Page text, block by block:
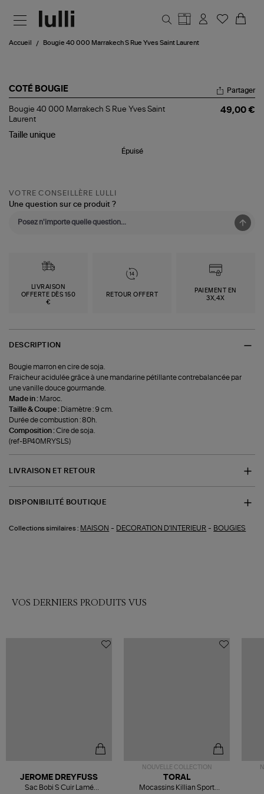
Accueil Bougie 40 000 Marrakech S Rue Yves Saint Laurent
COTÉ BOUGIE
Bougie
40
Marrakech
Partager
Bougie 40 000 Marrakech S Rue Yves Saint
Laurent
49,00 €
Taille unique
Épuisé
VOTRE CONSEILLÈRE LULLI
Une question sur ce produit ?
LIVRAISON
OFFERTE DÈS 150
€
RETOUR OFFERT
PAIEMENT EN
3X,4X
DESCRIPTION
Bougie marron en cire de soja.
Fraicheur acidulée grâce à une mandarine pétillante contrebalancée par
une vanille douce gourmande.
Made in : Maroc.
Taille & Coupe : Diamètre : 9 cm.
Durée de combustion : 80h.
Composition :Cire de soja.
(ref-BP40MRYSLS)
LIVRAISON ET RETOUR
DISPONIBILITÉ BOUTIQUE
Collections similaires : MAISON - DECORATION D'INTERIEUR - BOUGIES
VOS DERNIERS PRODUITS VUS
JEROME DREYFUSS
Sac Bobi S Cuir Lamé
NOUVELLE COLLECTION
TORAL
Mocassins Killian Sport